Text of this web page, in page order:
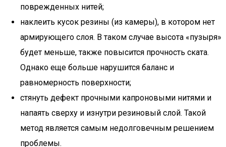
поврежденных нитей;
наклеить кусок резины (из камеры), в котором нет
армирующего слоя. В таком случае высота «пузыря»
будет меньше, также повысится прочность ската.
Однако еще больше нарушится баланс и
равномерность поверхности;
стянуть дефект прочными капроновыми нитями и
напаять сверху и изнутри резиновый слой. Такой
метод является самым недолговечным решением
проблемы.